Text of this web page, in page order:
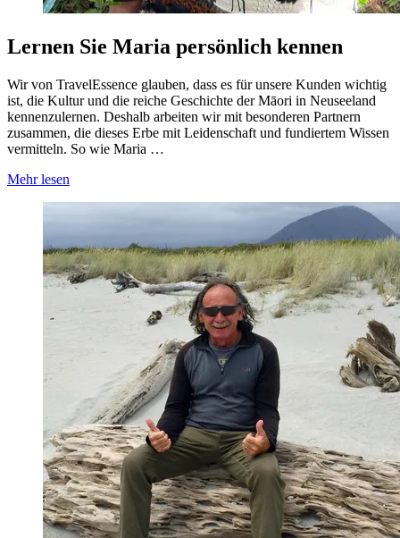
Lernen Sie Maria persönlich kennen
Wir von TravelEssence glauben, dass es für unsere Kunden wichtig
ist, die Kultur und die reiche Geschichte der Māori in Neuseeland
kennenzulernen. Deshalb arbeiten wir mit besonderen Partnern
zusammen, die dieses Erbe mit Leidenschaft und fundiertem Wissen
vermitteln. So wie Maria …
Mehr lesen